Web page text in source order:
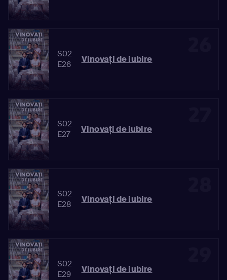
S02
E26
Vinovaţi de iubire
S02
E27
Vinovaţi de iubire
S02
E28
Vinovaţi de iubire
S02
E29
Vinovaţi de iubire